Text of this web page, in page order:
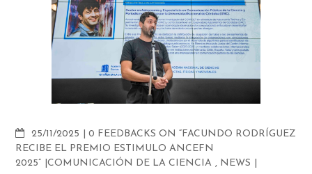
25/11/2025 COMMENTS
0 FEEDBACKS ON “FACUNDO RODRÍGUEZ
RECIBE EL PREMIO ESTIMULO ANCEFN
2025”
COMUNICACIÓN DE LA CIENCIA , NEWS